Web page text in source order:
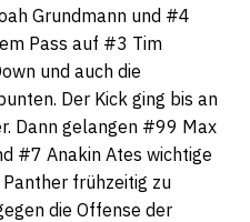
Grundmann und #4
Pass auf #3 Tim
und auch die
Der Kick ging bis an
Dann gelangen #99 Max
#7 Anakin Ates wichtige
frühzeitig zu
die Offense der